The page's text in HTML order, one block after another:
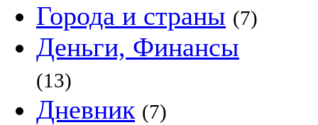
Города и страны (7)
Деньги, Финансы
(13)
Дневник (7)